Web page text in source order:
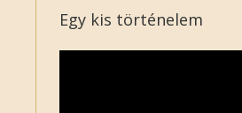
Egy kis történelem